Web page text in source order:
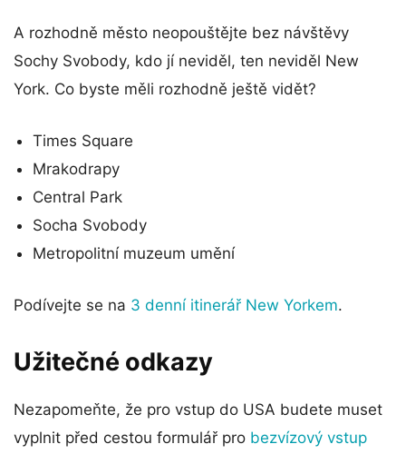
A rozhodně město neopouštějte bez návštěvy
Sochy Svobody, kdo jí neviděl, ten neviděl New
York. Co byste měli rozhodně ještě vidět?
Times Square
Mrakodrapy
Central Park
Socha Svobody
Metropolitní muzeum umění
Podívejte se na 3 denní itinerář New Yorkem.
Užitečné odkazy
Nezapomeňte, že pro vstup do USA budete muset
vyplnit před cestou formulář pro bezvízový vstup